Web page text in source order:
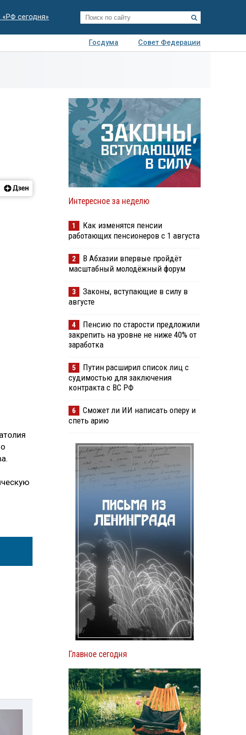
сегодня»
Госдума
Совет Федерации
Интересное за неделю
1
Как изменятся пенсии
работающих пенсионеров с 1 августа
2
В Абхазии впервые пройдёт
масштабный молодёжный форум
3
Законы, вступающие в силу в
августе
4
Пенсию по старости предложили
закрепить на уровне не ниже 40% от
заработка
5
Путин расширил список лиц с
судимостью для заключения
контракта с ВС РФ
6
Сможет ли ИИ написать оперу и
спеть арию
Главное сегодня